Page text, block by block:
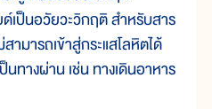
เป็นอวัยวะวิกฤติ สำหรับสาร
ามารถเข้าสู่กระแสโลหิตได้
ทางผ่าน เช่น ทางเดินอาหาร